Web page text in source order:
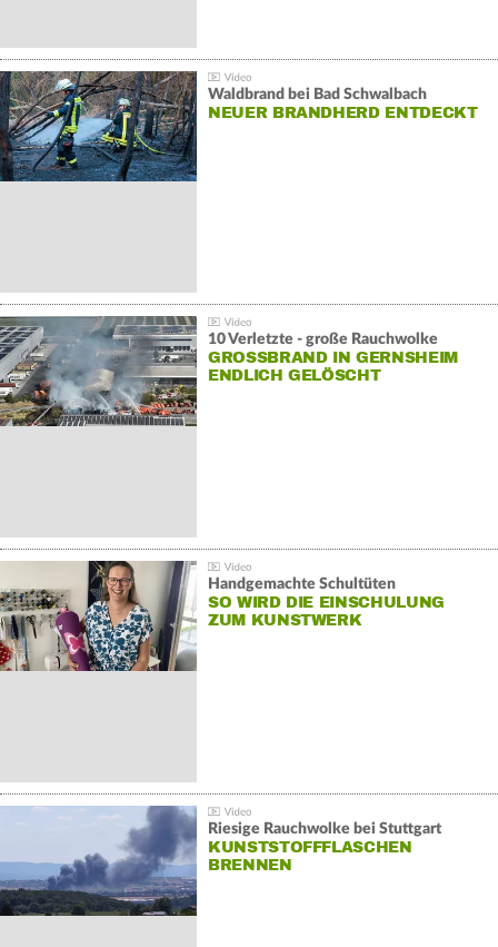
Waldbrand bei Bad Schwalbach
NEUER BRANDHERD ENTDECKT
10 Verletzte - große Rauchwolke
GROSSBRAND IN GERNSHEIM E
NDLICH GELÖSCHT
Handgemachte Schultüten
SO WIRD DIE EINSCHULUNG
ZUM KUNSTWERK
Riesige Rauchwolke bei Stuttgart
KUNSTSTOFFFLASCHEN
BRENNEN